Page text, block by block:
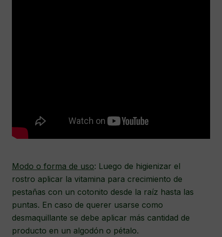
Modo o forma de uso: Luego de higienizar el
rostro aplicar la vitamina para crecimiento de
pestañas con un cotonito desde la raíz hasta las
puntas. En caso de querer usarse como
desmaquillante se debe aplicar más cantidad de
producto en un algodón o pétalo.